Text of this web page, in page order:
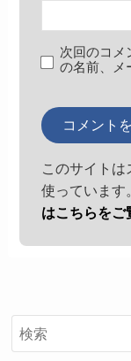
次回のコメ
の名前、メ
このサイトは
使っています。
はこちらをご